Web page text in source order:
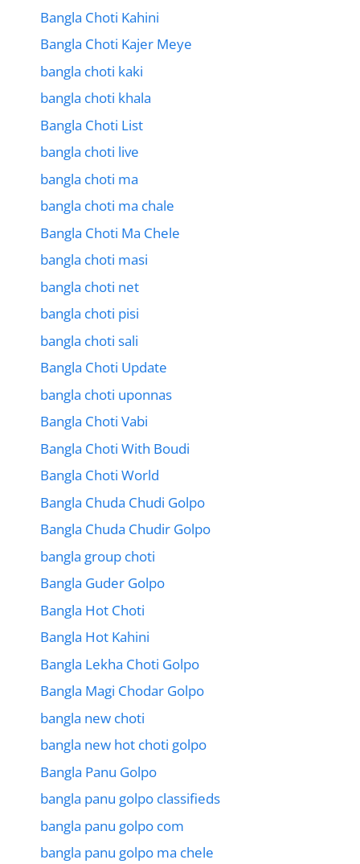
Bangla Choti Kahini
Bangla Choti Kajer Meye
bangla choti kaki
bangla choti khala
Bangla Choti List
bangla choti live
bangla choti ma
bangla choti ma chale
Bangla Choti Ma Chele
bangla choti masi
bangla choti net
bangla choti pisi
bangla choti sali
Bangla Choti Update
bangla choti uponnas
Bangla Choti Vabi
Bangla Choti With Boudi
Bangla Choti World
Bangla Chuda Chudi Golpo
Bangla Chuda Chudir Golpo
bangla group choti
Bangla Guder Golpo
Bangla Hot Choti
Bangla Hot Kahini
Bangla Lekha Choti Golpo
Bangla Magi Chodar Golpo
bangla new choti
bangla new hot choti golpo
Bangla Panu Golpo
bangla panu golpo classifieds
bangla panu golpo com
bangla panu golpo ma chele